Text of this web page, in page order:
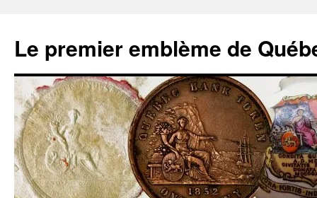
contenu
Le premier emblème de